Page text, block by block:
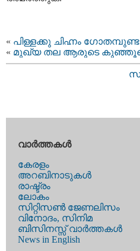
« പിള്ളക്കു ചിഹ്നം
« മുഖ്യ തല ആരുടെ
വാര്‍ത്തകള്‍
കേരളം
അറബിനാടുകള്‍
രാഷ്ട്രം
ലോകം
സിറ്റിസണ്‍ ജേണലിസം
വിനോദം, സിനിമ
ബിസിനസ്സ് വാര്‍ത്തകള്‍
News in English